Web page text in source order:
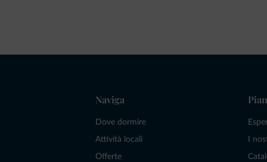
Naviga
Dove dormire
Attività locali
Offerte
I